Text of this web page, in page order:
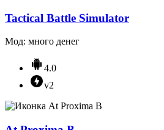
Tactical Battle Simulator
Мод: много денег
4.0
v2